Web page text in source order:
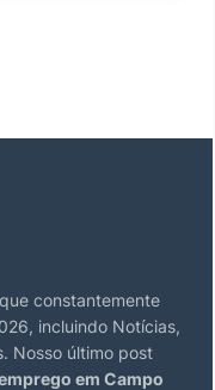
constantemente
incluindo Notícias,
Nosso último post
em Campo